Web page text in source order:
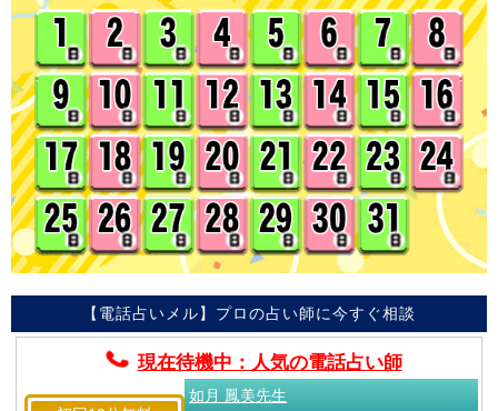
【電話占いメル】プロの占い師に今すぐ相談
現在待機中：人気の電話占い師
如月 鳳美先生